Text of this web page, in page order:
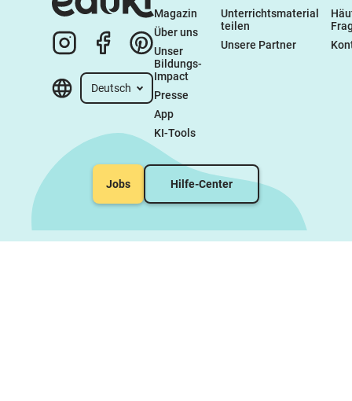
Deutsch
Magazin
Über uns
Unser
Bildungs-
Impact
Presse
App
KI-Tools
Unterrichtsmaterial
teilen
Unsere Partner
Jobs Hilfe-Center